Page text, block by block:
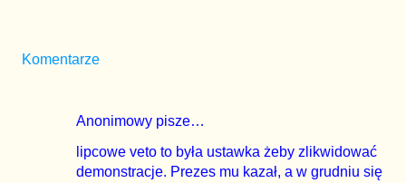
Komentarze
Anonimowy pisze…
lipcowe veto to była ustawka żeby zlikwidować
demonstracje. Prezes mu kazał, a w grudniu się